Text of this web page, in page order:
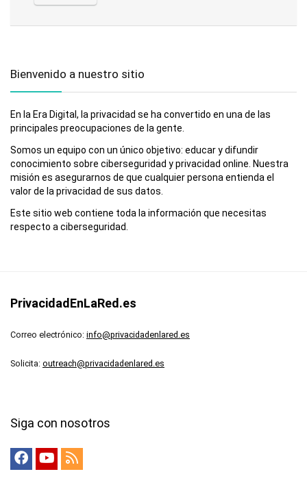
Bienvenido a nuestro sitio
En la Era Digital, la privacidad se ha convertido en una de las
principales preocupaciones de la gente.
Somos un equipo con un único objetivo: educar y difundir
conocimiento sobre ciberseguridad y privacidad online. Nuestra
misión es asegurarnos de que cualquier persona entienda el
valor de la privacidad de sus datos.
Este sitio web contiene toda la información que necesitas
respecto a ciberseguridad.
PrivacidadEnLaRed.es
Correo electrónico: info@privacidadenlared.es
Solicita: outreach@privacidadenlared.es
Siga con nosotros